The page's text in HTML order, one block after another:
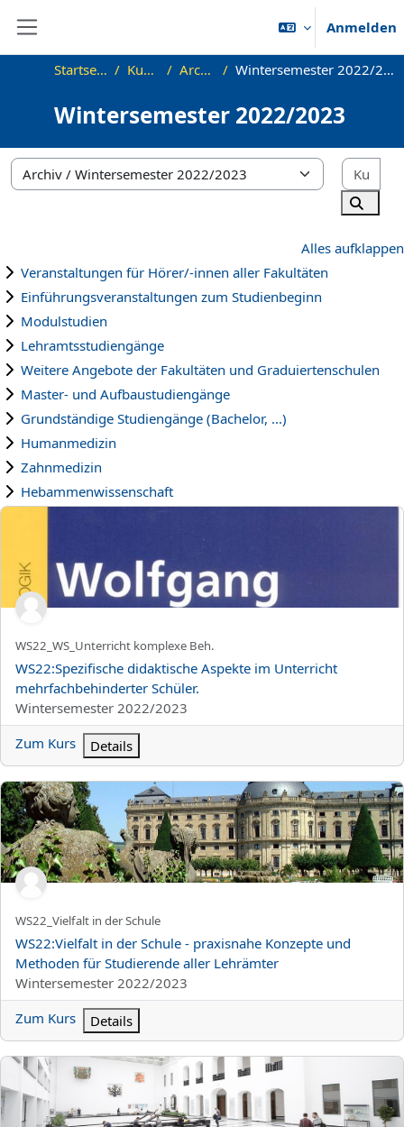
Anmelden
Startseite Kurse Archiv Wintersemester 2022/2023
Wintersemester 2022/2023
Kursbereiche
Kurse
Alles aufklappen
Veranstaltungen für Hörer/-innen aller Fakultäten
Einführungsveranstaltungen zum Studienbeginn
Modulstudien
Lehramtsstudiengänge
Weitere Angebote der Fakultäten und Graduiertenschulen
Master- und Aufbaustudiengänge
Grundständige Studiengänge (Bachelor, ...)
Humanmedizin
Zahnmedizin
Hebammenwissenschaft
WS22:Spezifische didaktische Aspekte im Unterricht
Kurzer Kursname
WS22_WS_Unterricht komplexe Beh.
Kursname
WS22:Spezifische didaktische Aspekte im Unterricht
mehrfachbehinderter Schüler.
Kursbereich
Wintersemester 2022/2023
Zum Kurs
Details
WS22:Vielfalt in der Schule - praxisnahe Konzepte und
Kurzer Kursname
WS22_Vielfalt in der Schule
Kursname
WS22:Vielfalt in der Schule - praxisnahe Konzepte und
Methoden für Studierende aller Lehrämter
Kursbereich
Wintersemester 2022/2023
Zum Kurs
Details
WS22:Seminar: Business Analytics (Master)